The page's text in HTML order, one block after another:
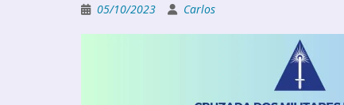
05/10/2023 Carlos